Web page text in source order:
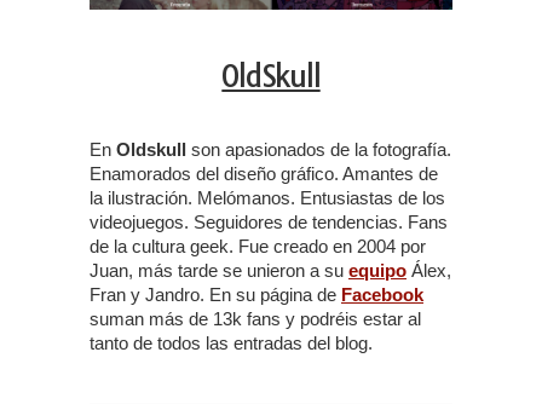
OldSkull
En Oldskull son apasionados de la fotografía.
Enamorados del diseño gráfico. Amantes de
la ilustración. Melómanos. Entusiastas de los
videojuegos. Seguidores de tendencias. Fans
de la cultura geek. Fue creado en 2004 por
Juan, más tarde se unieron a su equipo Álex,
Fran y Jandro. En su página de Facebook
suman más de 13k fans y podréis estar al
tanto de todos las entradas del blog.